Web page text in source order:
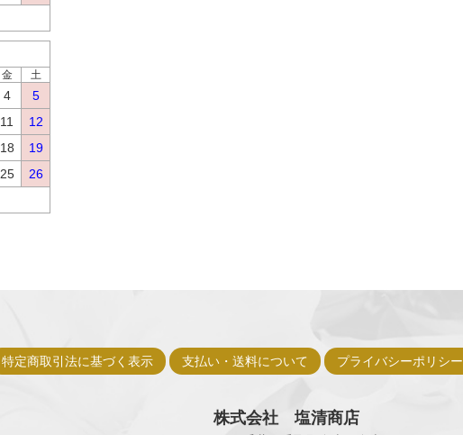
金 土
4
5
11
12
18
19
25
26
特定商取引法に基づく表示 支払い・送料について プライバシーポリシー
株式会社 塩清商店